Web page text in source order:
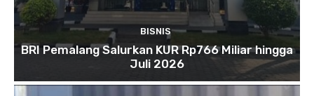
BISNIS
BRI Pemalang Salurkan KUR Rp766 Miliar hingga
Juli 2026